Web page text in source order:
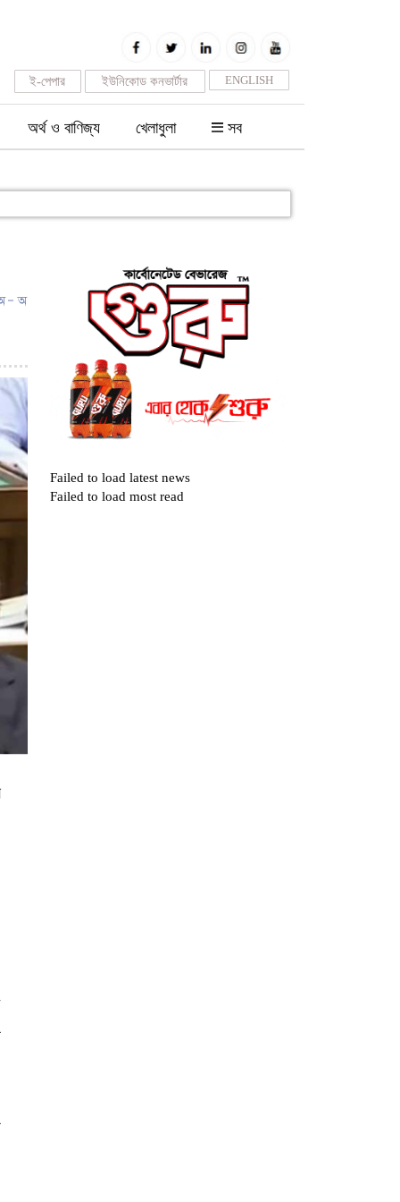
ENGLISH
ইউনিকোড কনভার্টার
ই-পেপার
অর্থ ও বাণিজ্য খেলাধুলা সব
Failed to load latest news
Failed to load most read